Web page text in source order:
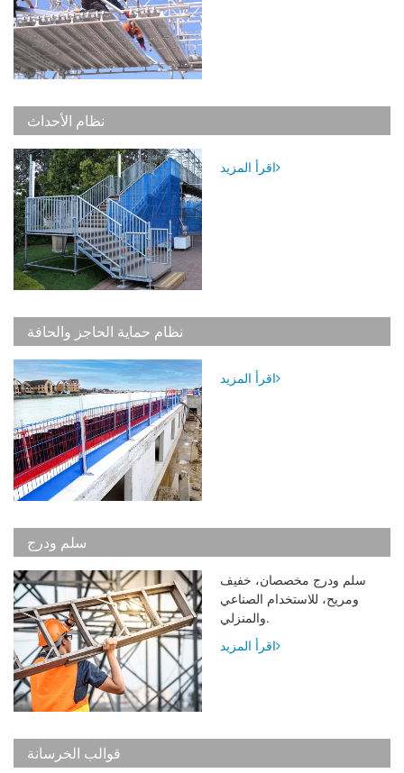
نظام الأحداث
اقرأ المزيد
نظام حماية الحاجز والحافة
اقرأ المزيد
سلم ودرج
سلم ودرج مخصصان، خفيف
ومريح، للاستخدام الصناعي
والمنزلي.
اقرأ المزيد
قوالب الخرسانة